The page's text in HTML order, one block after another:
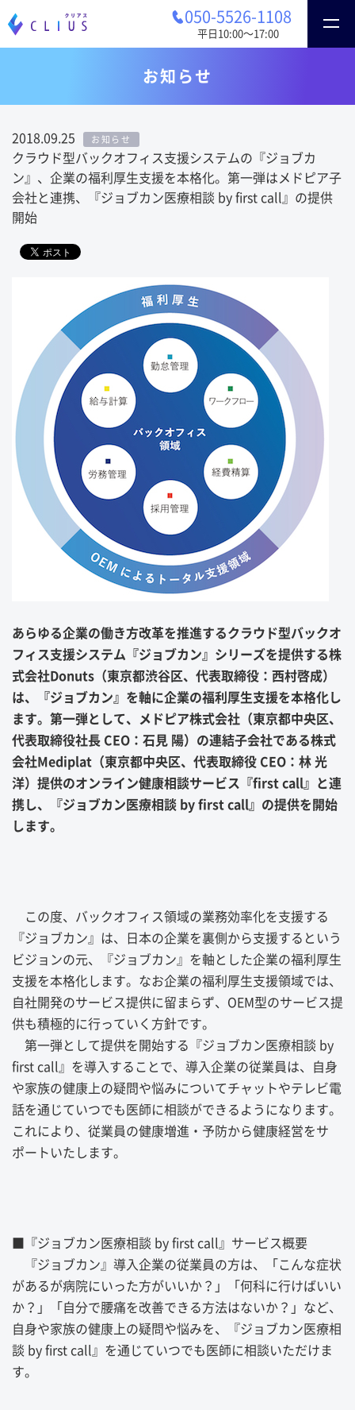
050-5526-1108
平日10:00〜17:00
お知らせ
2018.09.25 お知らせ
クラウド型バックオフィス支援システムの『ジョブカ
ン』、企業の福利厚生支援を本格化。第一弾はメドピア子
会社と連携、『ジョブカン医療相談 by first call』の提供
開始
あらゆる企業の働き方改革を推進するクラウド型バックオ
フィス支援システム『ジョブカン』シリーズを提供する株
式会社Donuts（東京都渋谷区、代表取締役：西村啓成）
は、『ジョブカン』を軸に企業の福利厚生支援を本格化し
ます。第一弾として、メドピア株式会社（東京都中央区、
代表取締役社長 CEO：石見 陽）の連結子会社である株式
会社Mediplat（東京都中央区、代表取締役 CEO：林 光
洋）提供のオンライン健康相談サービス『first call』と連
携し、『ジョブカン医療相談 by first call』の提供を開始
します。
この度、バックオフィス領域の業務効率化を支援する
『ジョブカン』は、日本の企業を裏側から支援するという
ビジョンの元、『ジョブカン』を軸とした企業の福利厚生
支援を本格化します。なお企業の福利厚生支援領域では、
自社開発のサービス提供に留まらず、OEM型のサービス提
供も積極的に行っていく方針です。
第一弾として提供を開始する『ジョブカン医療相談 by
first call』を導入することで、導入企業の従業員は、自身
や家族の健康上の疑問や悩みについてチャットやテレビ電
話を通じていつでも医師に相談ができるようになります。
これにより、従業員の健康増進・予防から健康経営をサ
ポートいたします。
■『ジョブカン医療相談 by first call』サービス概要
『ジョブカン』導入企業の従業員の方は、「こんな症状
があるが病院にいった方がいいか？」「何科に行けばいい
か？」「自分で腰痛を改善できる方法はないか？」など、
自身や家族の健康上の疑問や悩みを、『ジョブカン医療相
談 by first call』を通じていつでも医師に相談いただけま
す。